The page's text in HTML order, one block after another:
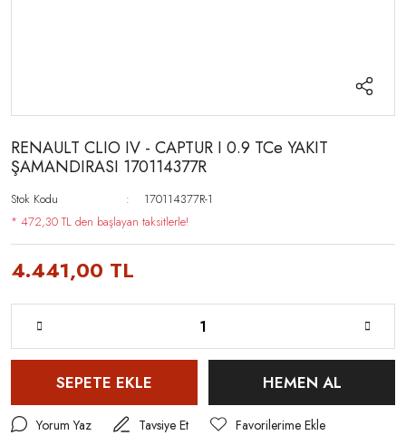
RENAULT CLIO IV - CAPTUR I 0.9 TCe YAKIT
ŞAMANDIRASI 170114377R
Stok Kodu
170114377R-1
* 472,30 TL den başlayan taksitlerle!
4.441,00 TL
SEPETE EKLE HEMEN AL
Yorum Yaz
Tavsiye Et